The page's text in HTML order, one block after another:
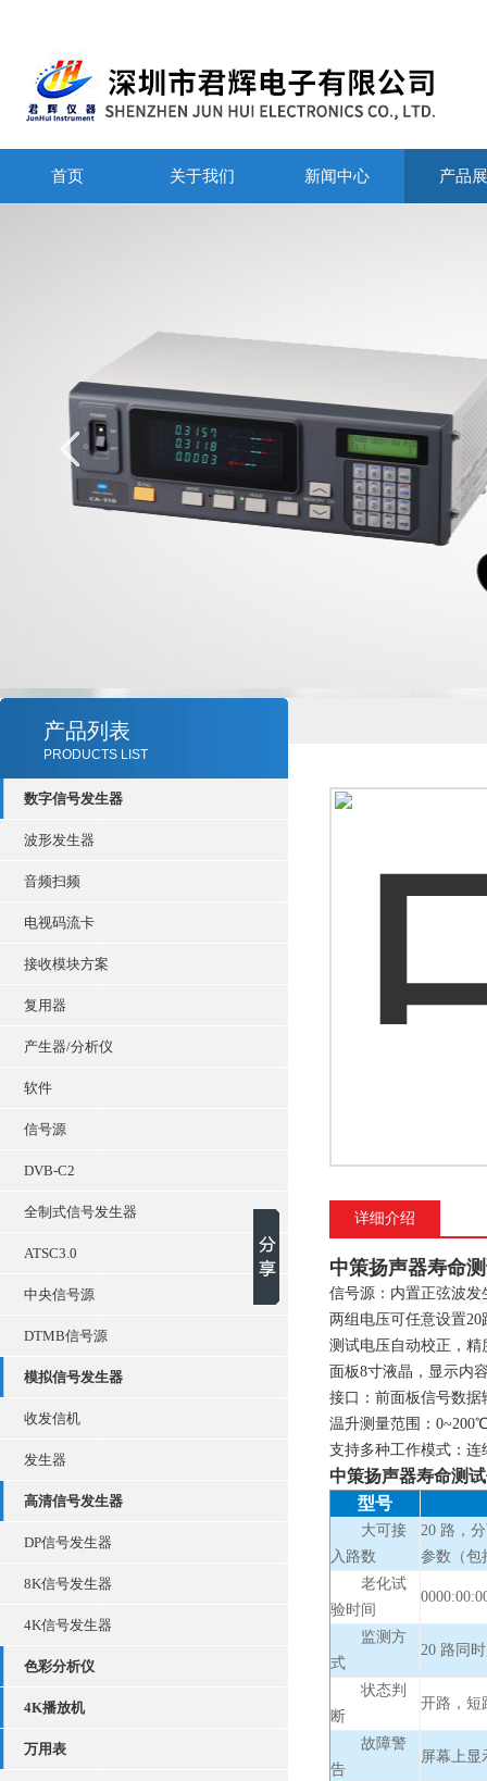
首页 关于我们 新闻中心 产品
产品列表
PRODUCTS LIST
数字信号发生器
波形发生器
音频扫频
电视码流卡
接收模块方案
复用器
产生器/分析仪
软件
信号源
DVB-C2
全制式信号发生器
ATSC3.0
中央信号源
DTMB信号源
模拟信号发生器
收发信机
发生器
高清信号发生器
DP信号发生器
8K信号发生器
4K信号发生器
色彩分析仪
4K播放机
万用表
详细介绍
中策扬声器寿命
信号源：内置正弦波
两组电压可任意设置
测试电压自动校正，精
面板8寸液晶，显示内
接口：前面板信号数据
温升测量范围：
支持多种工作模式：连
中策扬声器寿命测
型号
大可接
入路数
20 路，
参数（包
老化试
验时间
监测方
式
20 路同
状态判
断
开路，短
故障警
告
屏幕上显